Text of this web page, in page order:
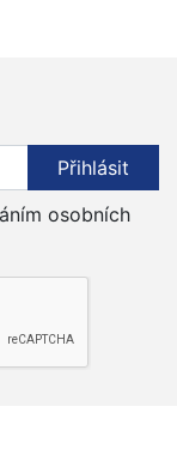
Přihlásit
osobních